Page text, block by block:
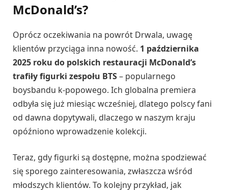
McDonald’s?
Oprócz oczekiwania na powrót Drwala, uwagę
klientów przyciąga inna nowość. 1 października
2025 roku do polskich restauracji McDonald’s
trafiły figurki zespołu BTS– popularnego
boysbandu k-popowego. Ich globalna premiera
odbyła się już miesiąc wcześniej, dlatego polscy fani
od dawna dopytywali, dlaczego w naszym kraju
opóźniono wprowadzenie kolekcji.
Teraz, gdy figurki są dostępne, można spodziewać
się sporego zainteresowania, zwłaszcza wśród
młodszych klientów. To kolejny przykład, jak